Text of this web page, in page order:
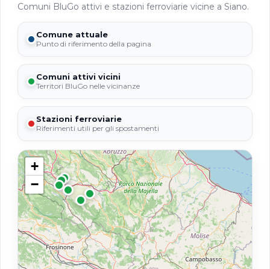
Comuni BluGo attivi e stazioni ferroviarie vicine a Siano.
Comune attuale
Punto di riferimento della pagina
Comuni attivi vicini
Territori BluGo nelle vicinanze
Stazioni ferroviarie
Riferimenti utili per gli spostamenti
+
−